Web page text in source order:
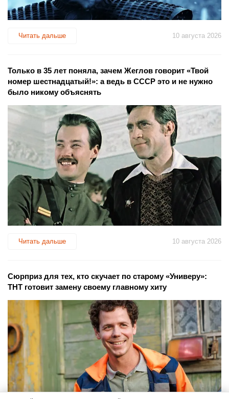
Читать дальше 10 августа 2026
Только в 35 лет поняла, зачем Жеглов говорит «Твой
номер шестнадцатый!»: а ведь в СССР это и не нужно
было никому объяснять
Читать дальше 10 августа 2026
Сюрприз для тех, кто скучает по старому «Универу»:
ТНТ готовит замену своему главному хиту